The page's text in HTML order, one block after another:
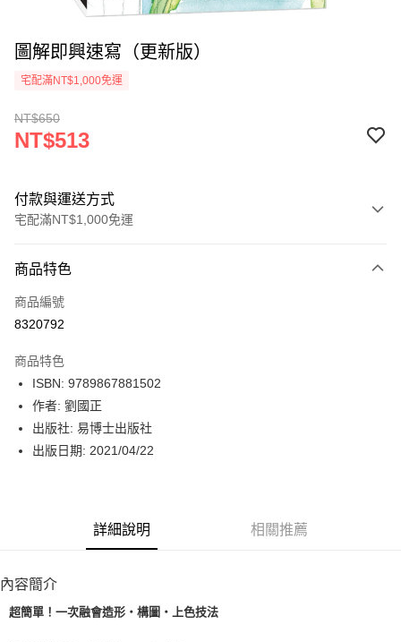
圖解即興速寫（更新版）
宅配滿NT$1,000免運
NT$650
NT$513
付款與運送方式
宅配滿NT$1,000免運
icash Pay
信用卡一次付款
LINE Pay
Apple Pay
街口支付
博客來商品配送方式
每筆NT$80，滿NT$1,000(含以上)免運費
商品特色
商品編號
8320792
商品特色
ISBN: 9789867881502
作者: 劉國正
出版社: 易博士出版社
出版日期: 2021/04/22
詳細說明 相關推薦
內容簡介
超簡單！一次融會造形‧構圖‧上色技法